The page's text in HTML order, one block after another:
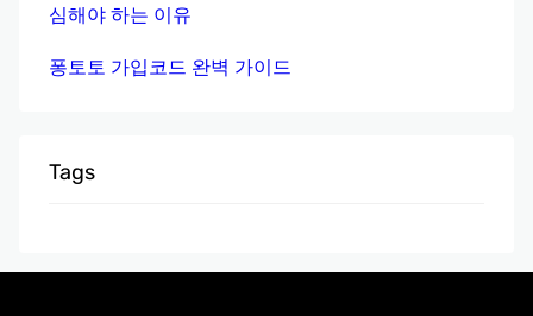
심해야 하는 이유
퐁토토 가입코드 완벽 가이드
Tags